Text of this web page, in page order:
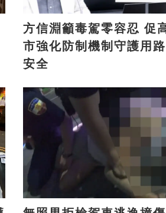
方信淵籲毒駕零容忍 促高
市強化防制機制守護用路
安全